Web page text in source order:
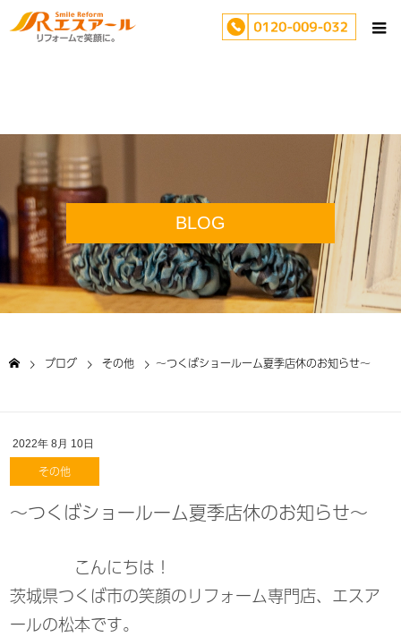
BLOG
ブログ その他 ～つくばショールーム夏季店休のお知らせ～
2022年 8月 10日
その他
～つくばショールーム夏季店休のお知らせ～
こんにちは！
茨城県つくば市の笑顔のリフォーム専門店、エスア
ールの松本です。